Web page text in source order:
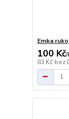
Emka
100 Kč/
83 Kč bez